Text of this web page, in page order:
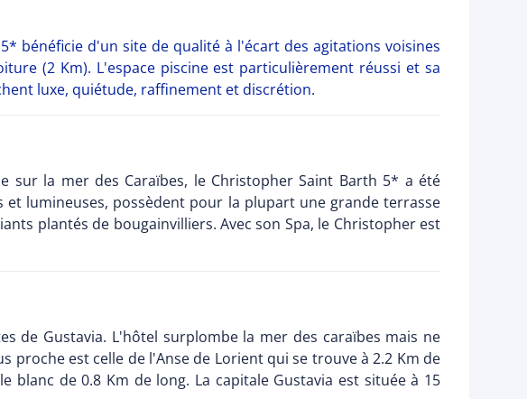
bénéficie d'un site de qualité à l'écart des agitations voisines
(2 Km). L'espace piscine est particulièrement réussi et sa
luxe, quiétude, raffinement et discrétion.
sur la mer des Caraïbes, le Christopher Saint Barth 5* a été
lumineuses, possèdent pour la plupart une grande terrasse
plantés de bougainvilliers. Avec son Spa, le Christopher est
de Gustavia. L'hôtel surplombe la mer des caraïbes mais ne
proche est celle de l'Anse de Lorient qui se trouve à 2.2 Km de
de 0.8 Km de long. La capitale Gustavia est située à 15